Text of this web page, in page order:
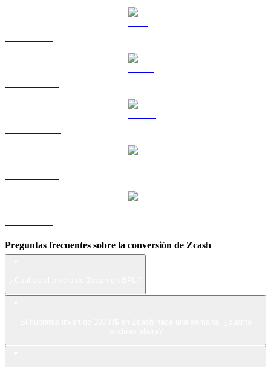
Preguntas frecuentes sobre la conversión de Zcash